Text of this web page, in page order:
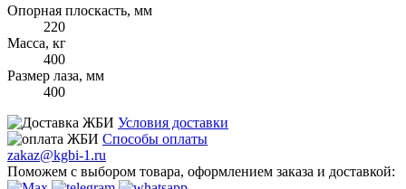
Опорная плоскасть, мм
220
Масса, кг
400
Размер лаза, мм
400
Условия доставки
Способы оплаты
zakaz@kgbi-1.ru
Поможем с выбором товара, оформлением заказа и доставкой: